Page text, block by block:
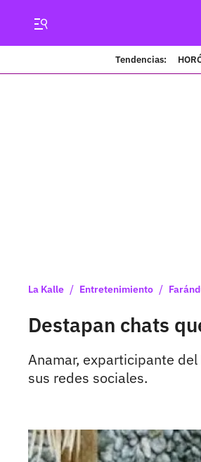
Tendencias:
La Kalle / Entretenimiento /
Destapan chats
Anamar, exparticipante
sus redes sociales.